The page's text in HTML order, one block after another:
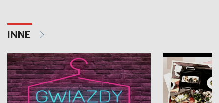
INNE